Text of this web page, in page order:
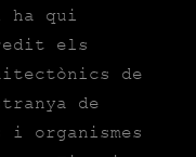
ha qui
els
de
de
organismes